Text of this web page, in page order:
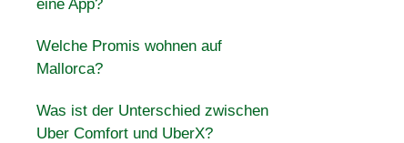
eine App?
Welche Promis wohnen auf
Mallorca?
Was ist der Unterschied zwischen
Uber Comfort und UberX?